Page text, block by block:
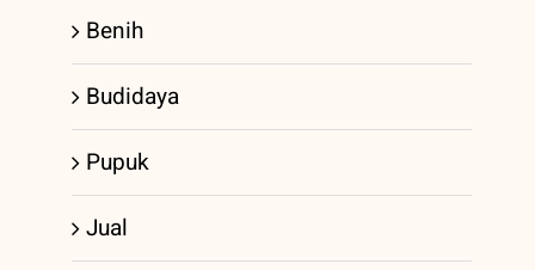
Benih
Budidaya
Pupuk
Jual